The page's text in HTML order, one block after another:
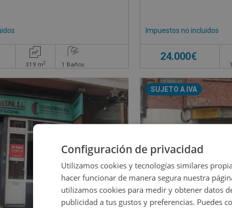
319 m2 1 Baños
Impuestos no incluidos
24.000€
SUJETO A IVA
Configuración de privacidad
Utilizamos cookies y tecnologías similares
hacer funcionar de manera segura nuestra
utilizamos cookies para medir y obtener datos
publicidad a tus gustos y preferencias. Puedes